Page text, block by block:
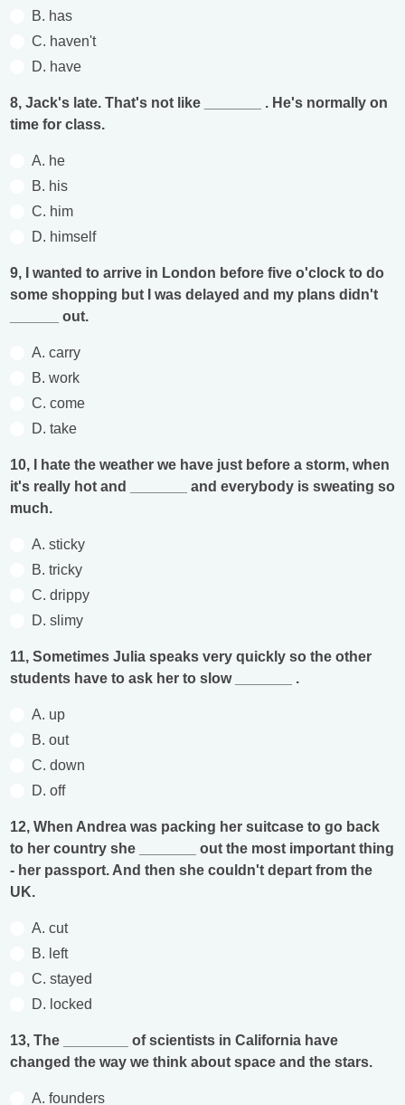
B. has
C. haven't
D. have
8, Jack's late. That's not like _______ . He's normally on
time for class.
A. he
B. his
C. him
D. himself
9, I wanted to arrive in London before five o'clock to do
some shopping but I was delayed and my plans didn't
______ out.
A. carry
B. work
C. come
D. take
10, I hate the weather we have just before a storm, when
it's really hot and _______ and everybody is sweating so
much.
A. sticky
B. tricky
C. drippy
D. slimy
11, Sometimes Julia speaks very quickly so the other
students have to ask her to slow _______ .
A. up
B. out
C. down
D. off
12, When Andrea was packing her suitcase to go back
to her country she _______ out the most important thing
- her passport. And then she couldn't depart from the
UK.
A. cut
B. left
C. stayed
D. locked
13, The ________ of scientists in California have
changed the way we think about space and the stars.
A. founders